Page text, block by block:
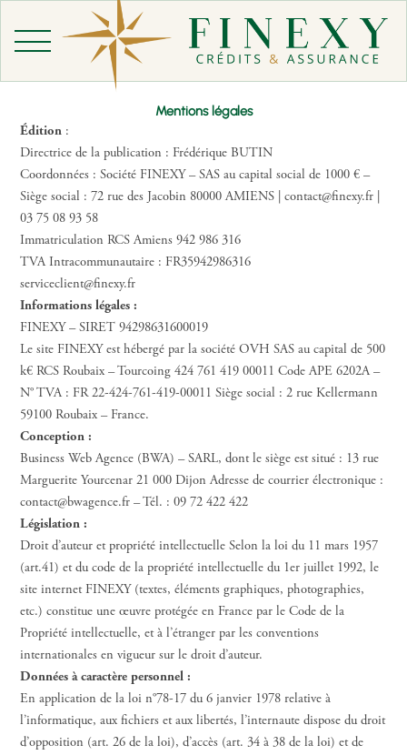
contenu
Mentions légales
Édition :
Directrice de la publication : Frédérique BUTIN
Coordonnées : Société FINEXY – SAS au capital social de 1000 € –
Siège social : 72 rue des Jacobin 80000 AMIENS | contact@finexy.fr |
03 75 08 93 58
Immatriculation RCS Amiens 942 986 316
TVA Intracommunautaire : FR35942986316
serviceclient@finexy.fr
Informations légales :
FINEXY – SIRET 94298631600019
Le site FINEXY est hébergé par la société OVH SAS au capital de 500
k€ RCS Roubaix – Tourcoing 424 761 419 00011 Code APE 6202A –
N° TVA : FR 22-424-761-419-00011 Siège social : 2 rue Kellermann
59100 Roubaix – France.
Conception :
Business Web Agence (BWA) – SARL, dont le siège est situé : 13 rue
Marguerite Yourcenar 21 000 Dijon Adresse de courrier électronique :
contact@bwagence.fr – Tél. : 09 72 422 422
Législation :
Droit d’auteur et propriété intellectuelle Selon la loi du 11 mars 1957
(art.41) et du code de la propriété intellectuelle du 1er juillet 1992, le
site internet FINEXY (textes, éléments graphiques, photographies,
etc.) constitue une œuvre protégée en France par le Code de la
Propriété intellectuelle, et à l’étranger par les conventions
internationales en vigueur sur le droit d’auteur.
Données à caractère personnel :
En application de la loi n°78-17 du 6 janvier 1978 relative à
l’informatique, aux fichiers et aux libertés, l’internaute dispose du droit
d’opposition (art. 26 de la loi), d’accès (art. 34 à 38 de la loi) et de